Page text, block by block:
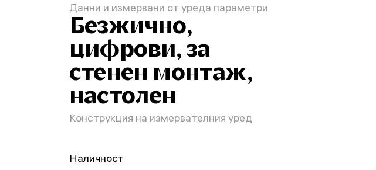
Данни и измервани от уреда параметри
Безжично,
цифрови, за
стенен монтаж,
настолен
Конструкция на измервателния уред
Наличност